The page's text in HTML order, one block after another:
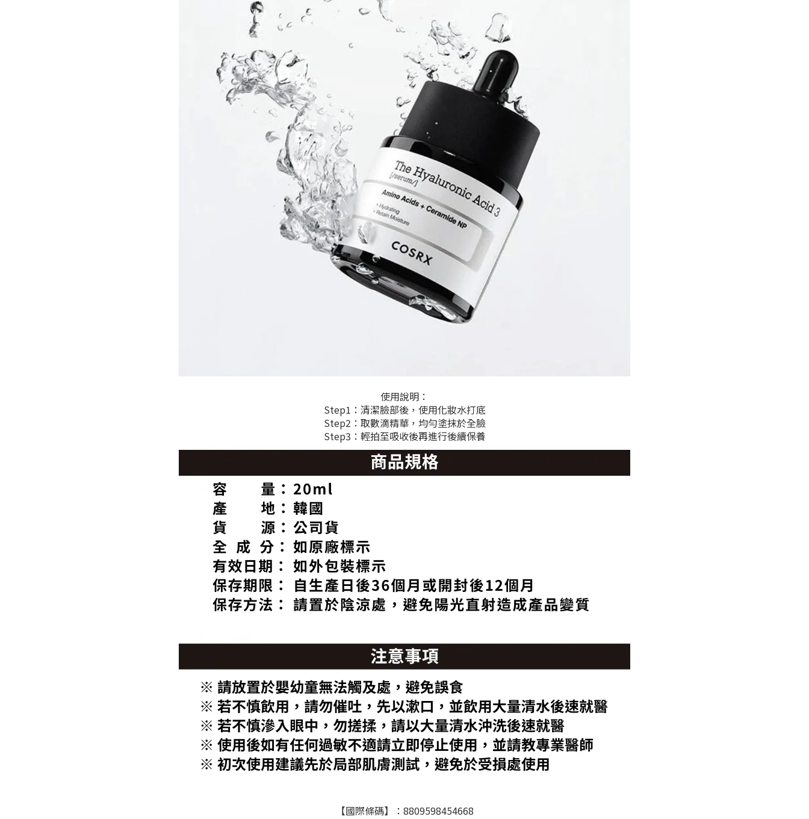
使用說明：
Step1：清潔臉部後，使用化妝水打底
Step2：取數滴精華，均勻塗抹於全臉
Step3：輕拍至吸收後再進行後續保養
【國際條碼】：8809598454668